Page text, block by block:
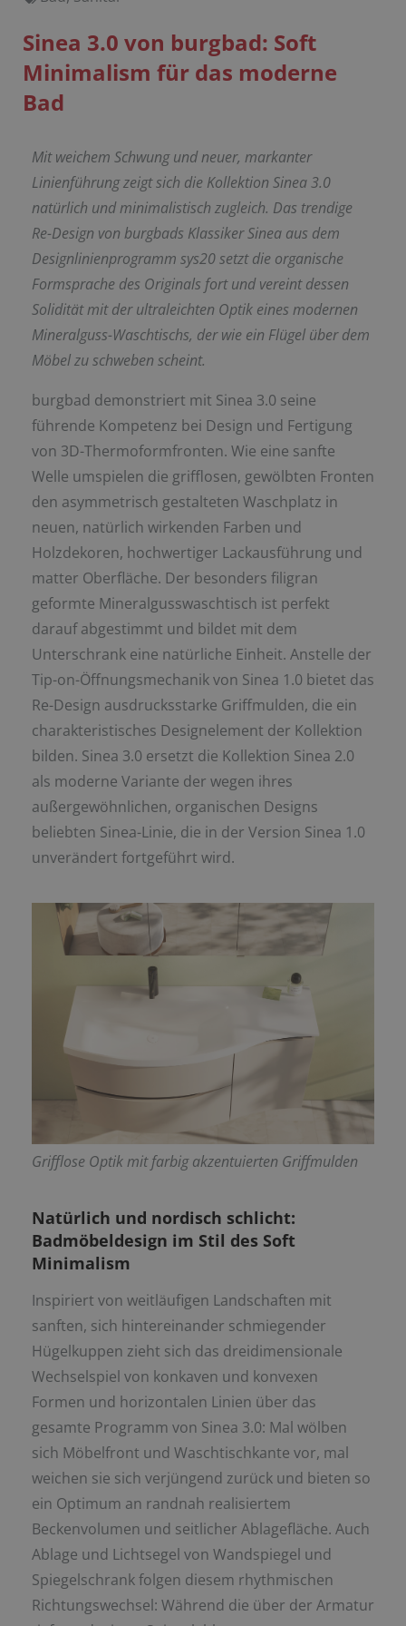
Sinea 3.0 von burgbad: Soft
Minimalism für das moderne
Bad
Mit weichem Schwung und neuer, markanter
Linienführung zeigt sich die Kollektion Sinea 3.0
natürlich und minimalistisch zugleich. Das trendige
Re-Design von burgbads Klassiker Sinea aus dem
Designlinienprogramm sys20 setzt die organische
Formsprache des Originals fort und vereint dessen
Solidität mit der ultraleichten Optik eines modernen
Mineralguss-Waschtischs, der wie ein Flügel über dem
Möbel zu schweben scheint.
burgbad demonstriert mit Sinea 3.0 seine
führende Kompetenz bei Design und Fertigung
von 3D-Thermoformfronten. Wie eine sanfte
Welle umspielen die grifflosen, gewölbten Fronten
den asymmetrisch gestalteten Waschplatz in
neuen, natürlich wirkenden Farben und
Holzdekoren, hochwertiger Lackausführung und
matter Oberfläche. Der besonders filigran
geformte Mineralgusswaschtisch ist perfekt
darauf abgestimmt und bildet mit dem
Unterschrank eine natürliche Einheit. Anstelle der
Tip-on-Öffnungsmechanik von Sinea 1.0 bietet das
Re-Design ausdrucksstarke Griffmulden, die ein
charakteristisches Designelement der Kollektion
bilden. Sinea 3.0 ersetzt die Kollektion Sinea 2.0
als moderne Variante der wegen ihres
außergewöhnlichen, organischen Designs
beliebten Sinea-Linie, die in der Version Sinea 1.0
unverändert fortgeführt wird.
Grifflose Optik mit farbig akzentuierten Griffmulden
Natürlich und nordisch schlicht:
Badmöbeldesign im Stil des Soft
Minimalism
Inspiriert von weitläufigen Landschaften mit
sanften, sich hintereinander schmiegender
Hügelkuppen zieht sich das dreidimensionale
Wechselspiel von konkaven und konvexen
Formen und horizontalen Linien über das
gesamte Programm von Sinea 3.0: Mal wölben
sich Möbelfront und Waschtischkante vor, mal
weichen sie sich verjüngend zurück und bieten so
ein Optimum an randnah realisiertem
Beckenvolumen und seitlicher Ablagefläche. Auch
Ablage und Lichtsegel von Wandspiegel und
Spiegelschrank folgen diesem rhythmischen
Richtungswechsel: Während die über der Armatur